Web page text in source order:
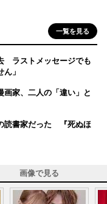
一覧を見る
ラストメッセージでも
」
家、二人の「違い」と
読書家だった 『死ぬほ
画像で見る